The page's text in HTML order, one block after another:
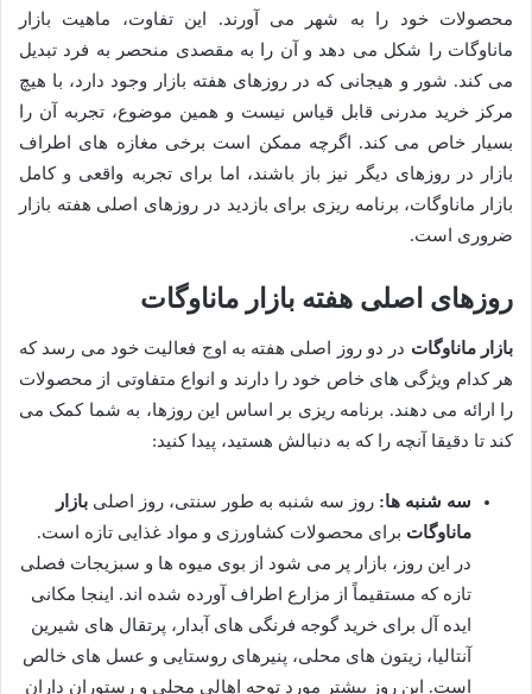
محصولات خود را به شهر می آورند. این تفاوت، ماهیت بازار
ماناوگات را شکل می دهد و آن را به مقصدی منحصر به فرد تبدیل
می کند. شور و هیجانی که در روزهای هفته بازار وجود دارد، با هیچ
مرکز خرید مدرنی قابل قیاس نیست و همین موضوع، تجربه آن را
بسیار خاص می کند. اگرچه ممکن است برخی مغازه های اطراف
بازار در روزهای دیگر نیز باز باشند، اما برای تجربه واقعی و کامل
بازار ماناوگات، برنامه ریزی برای بازدید در روزهای اصلی هفته بازار
ضروری است.
روزهای اصلی هفته بازار ماناوگات
بازار ماناوگات در دو روز اصلی هفته به اوج فعالیت خود می رسد که
هر کدام ویژگی های خاص خود را دارند و انواع متفاوتی از محصولات
را ارائه می دهند. برنامه ریزی بر اساس این روزها، به شما کمک می
کند تا دقیقا آنچه را که به دنبالش هستید، پیدا کنید:
سه شنبه ها: روز سه شنبه به طور سنتی، روز اصلی بازار
ماناوگات برای محصولات کشاورزی و مواد غذایی تازه است.
در این روز، بازار پر می شود از بوی میوه ها و سبزیجات فصلی
تازه که مستقیماً از مزارع اطراف آورده شده اند. اینجا مکانی
ایده آل برای خرید گوجه فرنگی های آبدار، پرتقال های شیرین
آنتالیا، زیتون های محلی، پنیرهای روستایی و عسل های خالص
است. این روز بیشتر مورد توجه اهالی محلی و رستوران داران